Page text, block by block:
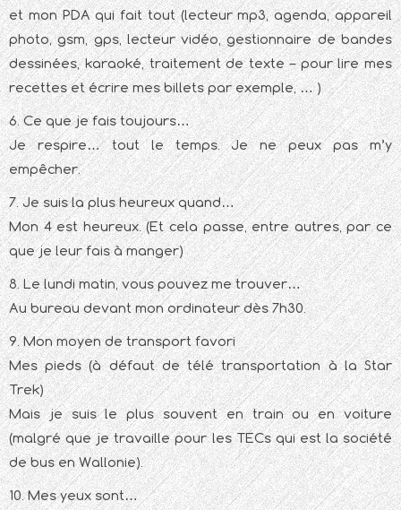
et mon PDA qui fait tout (lecteur mp3, agenda, appareil
photo, gsm, gps, lecteur vidéo, gestionnaire de bandes
dessinées, karaoké, traitement de texte – pour lire mes
recettes et écrire mes billets par exemple, … )
6. Ce que je fais toujours…
Je respire… tout le temps. Je ne peux pas m’y
empêcher.
7. Je suis la plus heureux quand…
Mon 4 est heureux. (Et cela passe, entre autres, par ce
que je leur fais à manger)
8. Le lundi matin, vous pouvez me trouver…
Au bureau devant mon ordinateur dès 7h30.
9. Mon moyen de transport favori
Mes pieds (à défaut de télé transportation à la Star
Trek)
Mais je suis le plus souvent en train ou en voiture
(malgré que je travaille pour les TECs qui est la société
de bus en Wallonie).
10. Mes yeux sont…